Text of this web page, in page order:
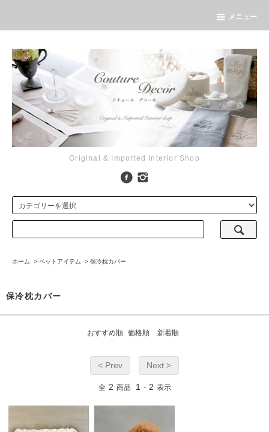
メニュー
Original & Imported Interior Shop
ホーム > ペットアイテム > 保冷枕カバー
保冷枕カバー
おすすめ順 価格順 新着順
< Prev Next >
全 2 商品 1 - 2 表示